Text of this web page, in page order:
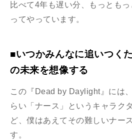
比べて4年も遅い分、もっとも
ってやっています。
■いつかみんなに追いつく
の未来を想像する
この『Dead by Daylight』には
らい「ナース」というキャラク
ど、僕はあえてその難しいナー
す。